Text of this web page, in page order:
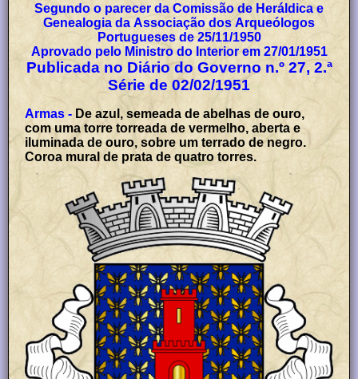
Segundo o parecer da Comissão de Heráldica e
Genealogia da Associação dos Arqueólogos
Portugueses de 25/11/1950
Aprovado pelo Ministro do Interior em 27/01/1951
Publicada no Diário do Governo n.º 27, 2.ª
Série de 02/02/1951
Armas - De azul, semeada de abelhas de ouro,
com uma torre torreada de vermelho, aberta e
iluminada de ouro, sobre um terrado de negro.
Coroa mural de prata de quatro torres.